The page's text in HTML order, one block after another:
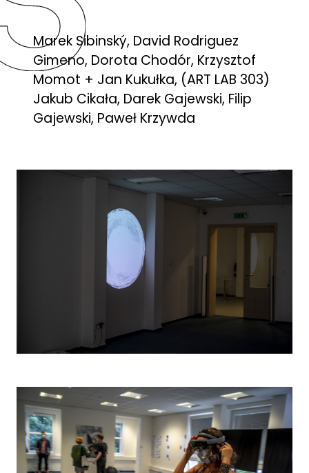
Marek Sibinský, David Rodriguez
Gimeno, Dorota Chodór, Krzysztof
Momot + Jan Kukułka, (ART LAB 303)
Jakub Cikała, Darek Gajewski, Filip
Gajewski, Paweł Krzywda